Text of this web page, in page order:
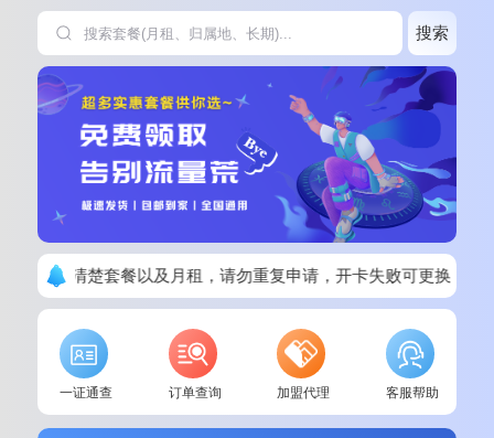
搜索
下单请看清楚套餐以及月租，请勿重复申请，开卡失败可更换其他
一证通查 订单查询 加盟代理 客服帮助